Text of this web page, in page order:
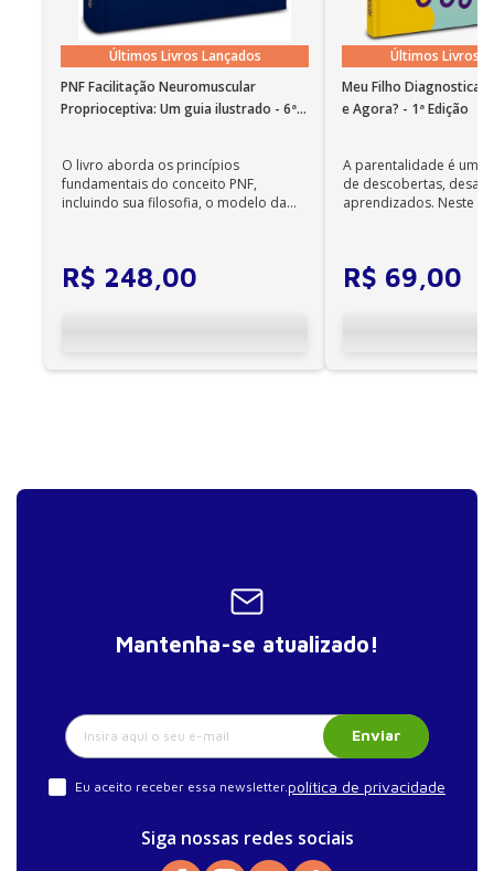
Últimos Livros Lançados
PNF Facilitação Neuromuscular
Proprioceptiva: Um guia ilustrado - 6ª
O livro aborda os princípios
fundamentais do conceito PNF,
incluindo sua filosofia, o modelo da
R$ 248,00
Últimos Livros
Meu Filho
e Agora? - 1ª Edição
A parentalidade é uma
de descobertas,
aprendizados. Neste
R$ 69,00
Mantenha-se atualizado!
Enviar
Eu aceito receber essa newsletter. política de privacidade
Siga nossas redes sociais